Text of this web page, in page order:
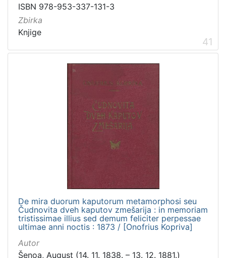
ISBN 978-953-337-131-3
Zbirka
Knjige
41
De mira duorum kaputorum metamorphosi seu
Čudnovita dveh kaputov zmešarija : in memoriam
tristissimae illius sed demum feliciter perpessae
ultimae anni noctis : 1873 / [Onofrius Kopriva]
Autor
Šenoa, August (14. 11. 1838. – 13. 12. 1881.)